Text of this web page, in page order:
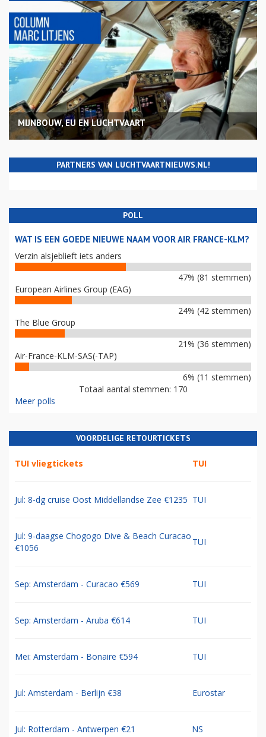
MIJNBOUW, EU EN LUCHTVAART
PARTNERS VAN LUCHTVAARTNIEUWS.NL!
POLL
WAT IS EEN GOEDE NIEUWE NAAM VOOR AIR FRANCE-KLM?
Verzin alsjeblieft iets anders
47% (81 stemmen)
European Airlines Group (EAG)
24% (42 stemmen)
The Blue Group
21% (36 stemmen)
Air-France-KLM-SAS(-TAP)
6% (11 stemmen)
Totaal aantal stemmen: 170
Meer polls
VOORDELIGE RETOURTICKETS
TUI vliegtickets TUI
Jul: 8-dg cruise Oost Middellandse Zee €1235 TUI
Jul: 9-daagse Chogogo Dive & Beach Curacao
€1056
TUI
Sep: Amsterdam - Curacao €569 TUI
Sep: Amsterdam - Aruba €614 TUI
Mei: Amsterdam - Bonaire €594 TUI
Jul: Amsterdam - Berlijn €38 Eurostar
Jul: Rotterdam - Antwerpen €21 NS